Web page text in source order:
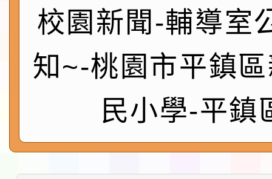
展演活動實施計畫」
請一案
社團法人中華民國畫廊
026 ART TAIPEI臺北
會」之「藝術教育日」
本校115學年度第1學
第2次招考代課鐘點教
告(採1次公告分次招考)
0 小時業訓練課程
轉知本市體育總會划船
「115年桃園市運動會
「114-115年度
校園新聞-輔導室
知~-桃園市平鎮
民小學-平鎮